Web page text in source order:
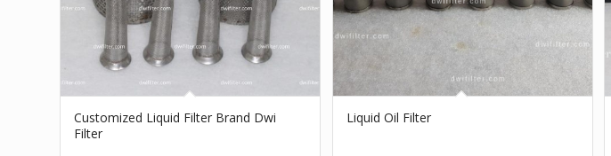
Customized Liquid Filter Brand Dwi
Filter
Liquid Oil Filter